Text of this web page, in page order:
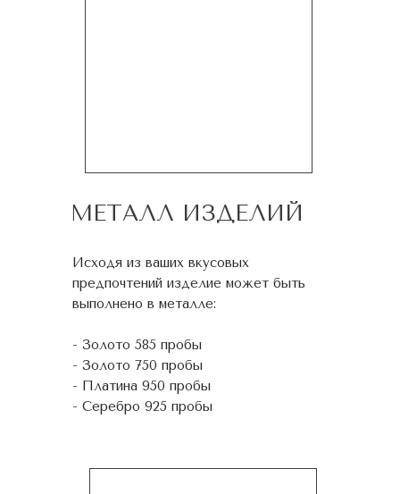
МЕТАЛЛ ИЗДЕЛИЙ
Исходя из ваших вкусовых
предпочтений изделие может быть
выполнено в металле:
- Золото 585 пробы
- Золото 750 пробы
- Платина 950 пробы
- Серебро 925 пробы